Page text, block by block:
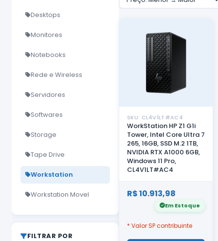
Desktops
Monitores
Notebooks
Rede e Wireless
Servidores
Softwares
Storage
Tape Drive
Workstation
Workstation Movel
FILTRAR POR
SKU: CL4V1LT#AC4
WorkStation HP Z1 G1i
Tower, Intel Core Ultra 7
265, 16GB, SSD M.2 1TB,
NVIDIA RTX A1000 6GB,
Windows 11 Pro,
CL4V1LT#AC4
R$ 10.913,98
Em Estoque
* Valor SP contribuinte